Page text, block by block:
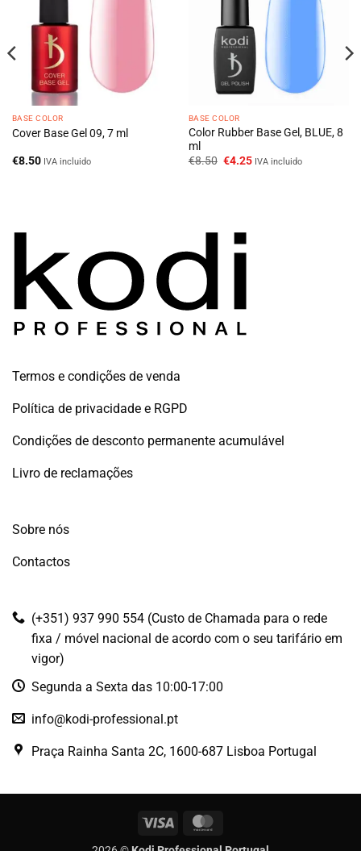
BASE COLOR
Cover Base Gel 09, 7 ml
€8.50 IVA incluido
BASE COLOR
Color Rubber Base Gel, BLUE, 8
ml
€8.50 O
€4.25OIVA incluido
Termos e condições de venda
Política de privacidade e RGPD
Condições de desconto permanente acumulável
Livro de reclamações
Sobre nós
Contactos
(+351) 937 990 554 (Custo de Chamada para o rede
fixa / móvel nacional de acordo com o seu tarifário em
vigor)
Segunda a Sexta das 10:00-17:00
info@kodi-professional.pt
Praça Rainha Santa 2C, 1600-687 Lisboa Portugal
Visa